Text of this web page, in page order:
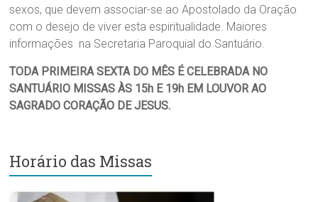
sexos, que devem associar-se ao Apostolado da Oração
com o desejo de viver esta espiritualidade. Maiores
informações na Secretaria Paroquial do Santuário.
TODA PRIMEIRA SEXTA DO MÊS É CELEBRADA NO
SANTUÁRIO MISSAS ÀS 15h E 19h EM LOUVOR AO
SAGRADO CORAÇÃO DE JESUS.
Horário das Missas